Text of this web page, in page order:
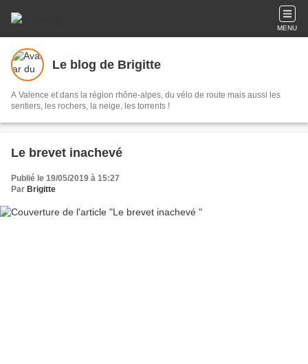
MENU
Le blog de Brigitte
A Valence et dans la région rhône-alpes, du vélo de route mais aussi les
sentiers, les rochers, la neige, les torrents !
Le brevet inachevé
Publié le 19/05/2019 à 15:27
Par Brigitte